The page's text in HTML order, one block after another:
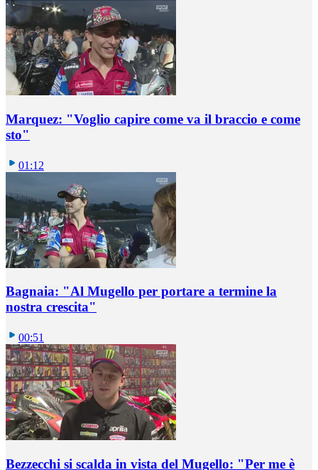
Marquez: "Voglio capire come va il braccio e come
sto"
01:12
Bagnaia: "Al Mugello per portare a termine la
nostra crescita"
00:51
Bezzecchi si scalda in vista del Mugello: "Per me è